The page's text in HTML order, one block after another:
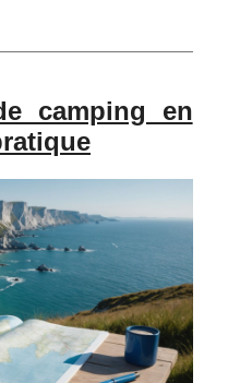
camping en